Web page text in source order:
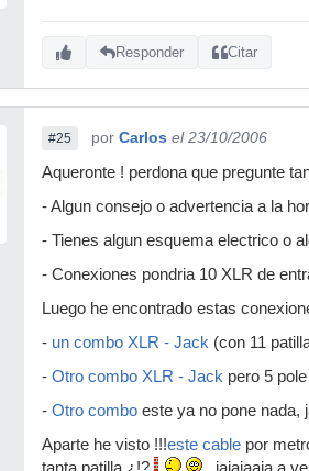
Responder Citar
#25 por Carlos el 23/10/2006
Aqueronte ! perdona que pregunte
- Algun consejo o advertencia a la
- Tienes algun esquema electrico o
- Conexiones pondria 10 XLR de
Luego he encontrado estas
- un combo XLR - Jack (con 11
- Otro combo XLR - Jack pero 5 pole
- Otro combo este ya no pone nada,
Aparte he visto !!!este cable por